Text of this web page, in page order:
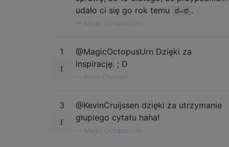
udało ci się go rok temu
ಠ⌣ಠ .
Magic Octopus Urn
1
@MagicOctopusUrn Dzięki za
inspirację. ; D
Kevin Cruijssen
3
@KevinCruijssen dzięki za utrzymanie
głupiego cytatu haha!
Magic Octopus Urn